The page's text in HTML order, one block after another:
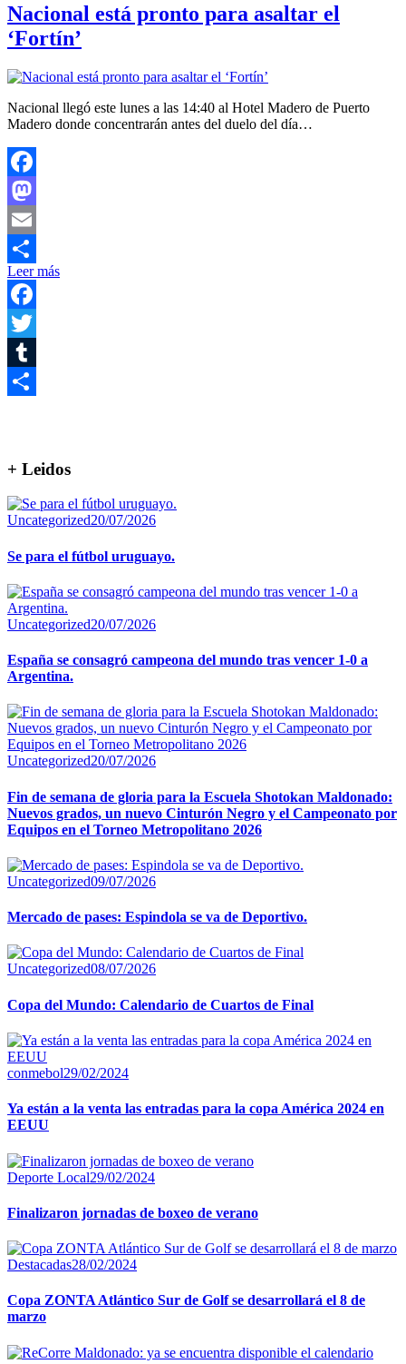
Nacional está pronto para asaltar el
‘Fortín’
Nacional llegó este lunes a las 14:40 al Hotel Madero de Puerto
Madero donde concentrarán antes del duelo del día…
Facebook
Mastodon
Email
Compartir
Leer más
Facebook
Twitter
Tumblr
+ Leidos
Uncategorized20/07/2026
Se para el fútbol uruguayo.
Uncategorized20/07/2026
España se consagró campeona del mundo tras vencer 1-0 a
Argentina.
Uncategorized20/07/2026
Fin de semana de gloria para la Escuela Shotokan Maldonado:
Nuevos grados, un nuevo Cinturón Negro y el Campeonato por
Equipos en el Torneo Metropolitano 2026
Uncategorized09/07/2026
Mercado de pases: Espindola se va de Deportivo.
Uncategorized08/07/2026
Copa del Mundo: Calendario de Cuartos de Final
conmebol29/02/2024
Ya están a la venta las entradas para la copa América 2024 en
EEUU
Deporte Local29/02/2024
Finalizaron jornadas de boxeo de verano
Destacadas28/02/2024
Copa ZONTA Atlántico Sur de Golf se desarrollará el 8 de
marzo